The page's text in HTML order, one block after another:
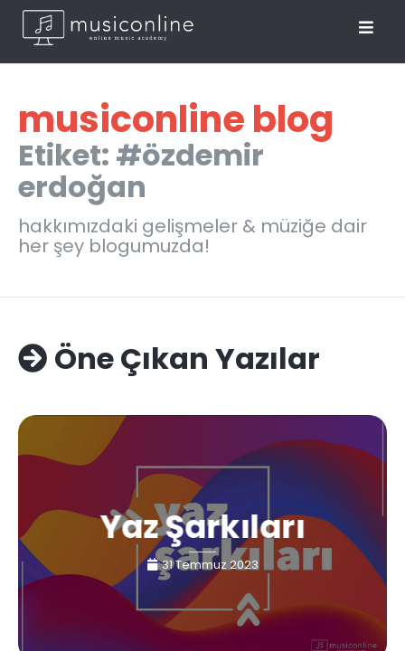
musiconline blog
Etiket: #özdemir
erdoğan
hakkımızdaki gelişmeler & müziğe dair
her şey blogumuzda!
Öne Çıkan Yazılar
Yaz Şarkıları
31 Temmuz 2023